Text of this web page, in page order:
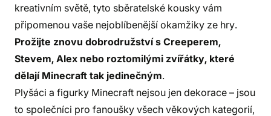
kreativním světě, tyto sběratelské kousky vám
připomenou vaše nejoblíbenější okamžiky ze hry.
Prožijte znovu dobrodružství s Creeperem,
Stevem, Alex nebo roztomilými zvířátky, které
dělají Minecraft tak jedinečným.
Plyšáci a figurky Minecraft nejsou jen dekorace – jsou
to společníci pro fanoušky všech věkových kategorií,